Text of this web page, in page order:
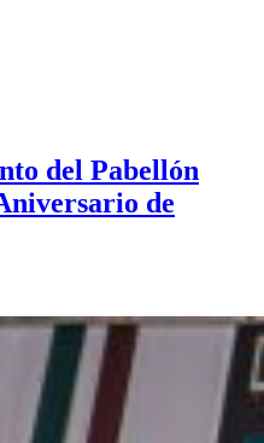
del Pabellón
de